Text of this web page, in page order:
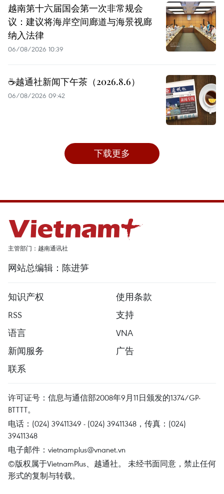
越南第十六届国会第一次非常规会
议：建议将海岸空间廊道与海景视廊
纳入法律
06/08/2026 10:39
☕️越通社新闻下午茶（2026.8.6）
06/08/2026 09:42
下载更多
主管部门：越南通讯社
网站总编辑：陈进笋
知识产权
使用条款
RSS
支持
语言
VNA
新闻服务
广告
联系
许可证号：信息与通信部2008年9月11日颁发的1374/GP-
BTTTT。
电话：(024) 39411349 - (024) 39411348，传真：(024)
39411348
电子邮件： vietnamplus@vnanet.vn
©版权属于VietnamPlus、越通社。 未经书面同意，禁止任何
形式的复制与转载。